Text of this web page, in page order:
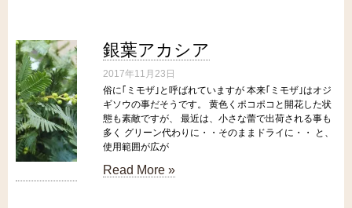
銀葉アカシア
2017年11月23日
俗に｢ミモザ｣と呼ばれていますが 本来｢ミモザ｣はオジ
ギソウの事だそうです。 黄色くポコポコと開花した状
態も素敵ですが、 最近は、小さな蕾で出荷される事も
多く グリーン代わりに・・そのままドライに・・ と、
使用範囲が広が
Read More »